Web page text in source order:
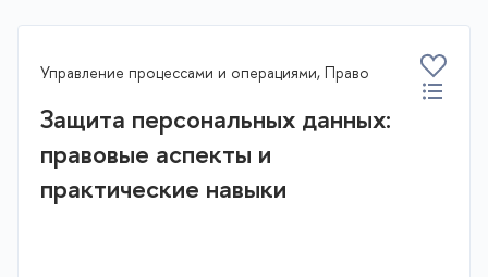
Управление процессами и операциями, Право
Защита персональных данных:
правовые аспекты и
практические навыки